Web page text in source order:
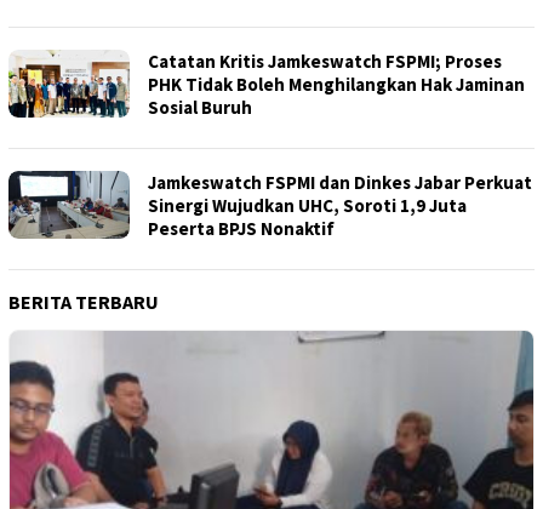
Catatan Kritis Jamkeswatch FSPMI; Proses
PHK Tidak Boleh Menghilangkan Hak Jaminan
Sosial Buruh
Jamkeswatch FSPMI dan Dinkes Jabar Perkuat
Sinergi Wujudkan UHC, Soroti 1,9 Juta
Peserta BPJS Nonaktif
BERITA TERBARU